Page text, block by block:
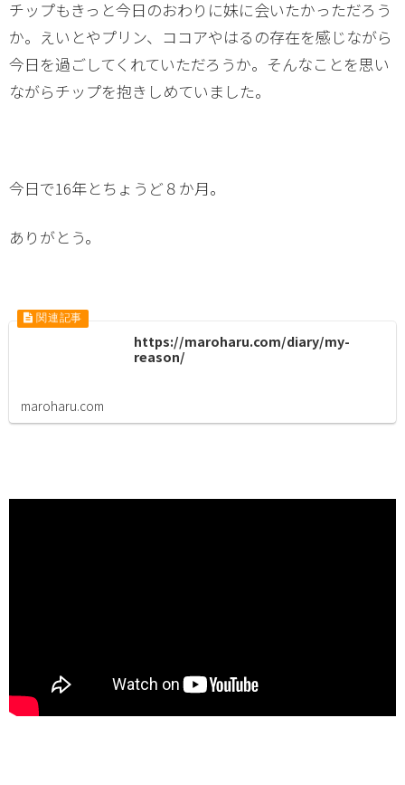
チップもきっと今日のおわりに妹に会いたかっただろう
か。えいとやプリン、ココアやはるの存在を感じながら
今日を過ごしてくれていただろうか。そんなことを思い
ながらチップを抱きしめていました。
今日で16年とちょうど８か月。
ありがとう。
https://maroharu.com/diary/my-
reason/
maroharu.com